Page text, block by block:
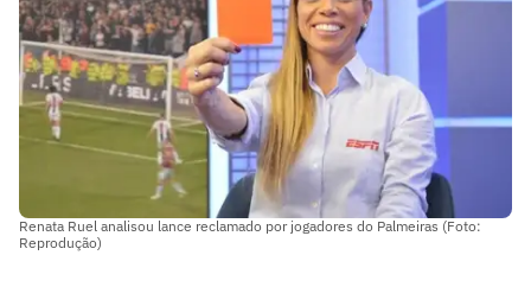
Renata Ruel analisou lance reclamado por jogadores do Palmeiras (Foto:
Reprodução)